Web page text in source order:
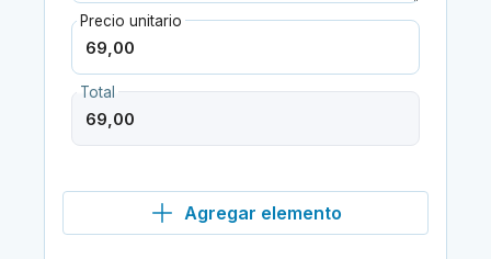
Precio unitario
Total
Agregar elemento